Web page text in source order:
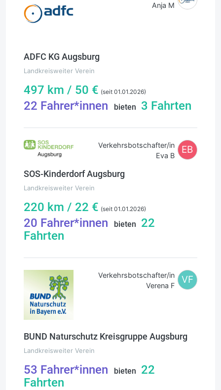
ADFC KG Augsburg
Landkreisweiter Verein
497 km / 50 € (seit 01.01.2026)
22 Fahrer*innen bieten 3 Fahrten
Anja M
SOS-Kinderdorf Augsburg
Landkreisweiter Verein
220 km / 22 € (seit 01.01.2026)
20 Fahrer*innen bieten
22
Fahrten
EB
Verkehrsbotschafter/in
Eva B
BUND Naturschutz Kreisgruppe Augsburg
Landkreisweiter Verein
53 Fahrer*innen bieten
22
Fahrten
VF
Verkehrsbotschafter/in
Verena F